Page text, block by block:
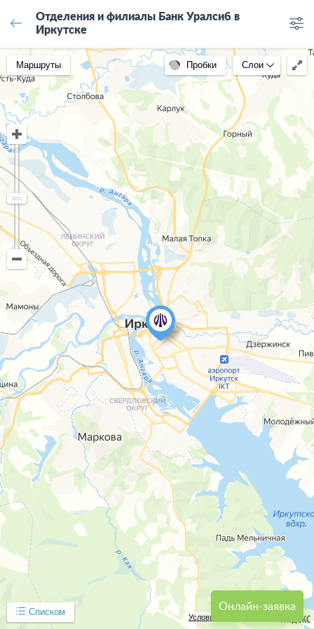
Отделения и филиалы Банк Уралсиб в
Иркутске
Онлайн-заявка
Условия использования
Маршруты Пробки Слои
Списком